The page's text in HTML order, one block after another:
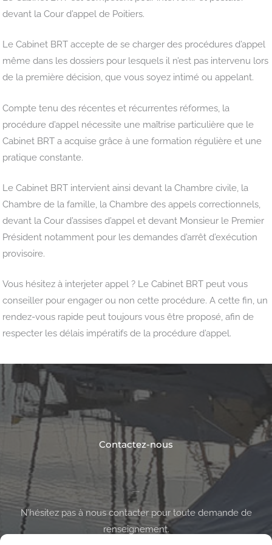
devant la Cour d’appel de Poitiers.
Le Cabinet BRT accepte de se charger des procédures d’appel
même dans les dossiers pour lesquels il n’est pas intervenu lors
de la première décision, que vous soyez intimé ou appelant.
Compte tenu des récentes et récurrentes réformes, la
procédure d’appel nécessite une maîtrise particulière que le
Cabinet BRT a acquise grâce à une formation régulière et une
pratique constante.
Le Cabinet BRT intervient ainsi devant la Chambre civile, la
Chambre de la famille, la Chambre des appels correctionnels,
devant la Cour d’assises d’appel et devant Monsieur le Premier
Président notamment pour les demandes d’arrêt d’exécution
provisoire.
Vous hésitez à interjeter appel ? Le Cabinet BRT peut vous
conseiller pour engager ou non cette procédure. A cette fin, un
rendez-vous rapide peut toujours vous être proposé, afin de
respecter les délais impératifs de la procédure d’appel.
Contactez-nous
N’hésitez pas à nous contacter pour toute demande de
renseignement.